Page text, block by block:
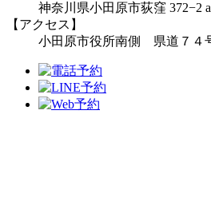
神奈川県小田原市荻窪 372−2
【アクセス】
小田原市役所南側 県道７４